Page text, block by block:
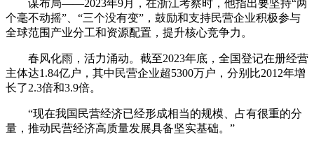
谋布局——2023年9月，在浙江考察时，他指出要坚持“两
个毫不动摇”、“三个没有变”，鼓励和支持民营企业积极参与
全球范围产业分工和资源配置，提升核心竞争力。
春风化雨，活力涌动。截至2023年底，全国登记在册经营
主体达1.84亿户，其中民营企业超5300万户，分别比2012年增
长了2.3倍和3.9倍。
“现在我国民营经济已经形成相当的规模、占有很重的分
量，推动民营经济高质量发展具备坚实基础。”